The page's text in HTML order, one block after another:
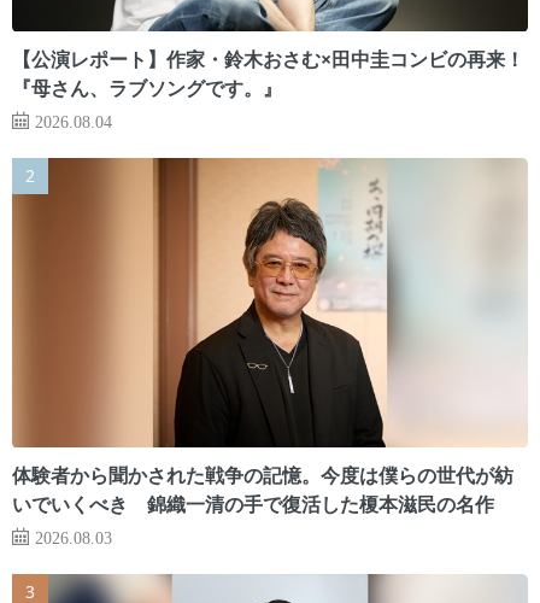
【公演レポート】作家・鈴木おさむ×田中圭コンビの再来！
『母さん、ラブソングです。』
2026.08.04
体験者から聞かされた戦争の記憶。今度は僕らの世代が紡
いでいくべき 錦織一清の手で復活した榎本滋民の名作
2026.08.03